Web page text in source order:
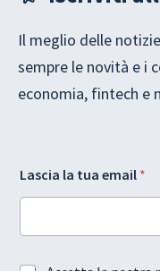
Il meglio delle
sempre le novità e i
economia, fintech e
m
a
l
D
Lascia la tua email *